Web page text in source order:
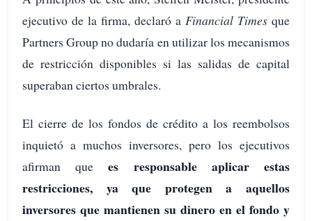
ejecutivo de la firma, declaró a Financial Times que
Partners Group no dudaría en utilizar los mecanismos
de restricción disponibles si las salidas de capital
superaban ciertos umbrales.
El cierre de los fondos de crédito a los reembolsos
inquietó a muchos inversores, pero los ejecutivos
afirman quees responsable aplicar estas
restricciones, ya que protegen a aquellos
inversores que mantienen su dinero en el fondo y